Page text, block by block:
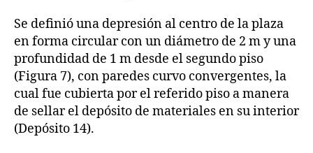
Se definió una depresión al centro de la plaza
en forma circular con un diámetro de 2 m y una
profundidad de 1 m desde el segundo piso
(Figura 7), con paredes curvo convergentes, la
cual fue cubierta por el referido piso a manera
de sellar el depósito de materiales en su interior
(Depósito 14).